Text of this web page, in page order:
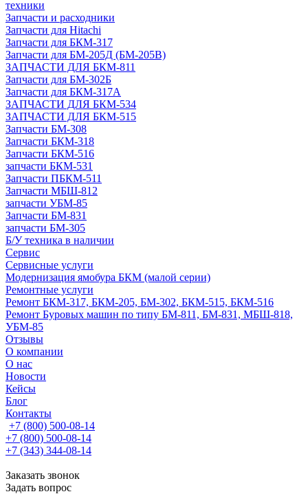
техники
Запчасти и расходники
Запчасти для Hitachi
Запчасти для БКМ-317
Запчасти для БМ-205Д (БМ-205В)
ЗАПЧАСТИ ДЛЯ БКМ-811
Запчасти для БМ-302Б
Запчасти для БКМ-317А
ЗАПЧАСТИ ДЛЯ БКМ-534
ЗАПЧАСТИ ДЛЯ БКМ-515
Запчасти БМ-308
Запчасти БКМ-318
Запчасти БКМ-516
запчасти БКМ-531
Запчасти ПБКМ-511
Запчасти МБШ-812
запчасти УБМ-85
Запчасти БМ-831
запчасти БМ-305
Б/У техника в наличии
Сервис
Сервисные услуги
Модернизация ямобура БКМ (малой серии)
Ремонтные услуги
Ремонт БКМ-317, БКМ-205, БМ-302, БКМ-515, БКМ-516
Ремонт Буровых машин по типу БМ-811, БМ-831, МБШ-818,
УБМ-85
Отзывы
О компании
О нас
Новости
Кейсы
Блог
Контакты
+7 (800) 500-08-14
+7 (800) 500-08-14
+7 (343) 344-08-14
Заказать звонок
Задать вопрос